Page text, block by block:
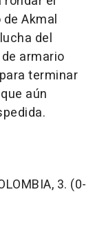
Akmal
del
armario
terminar
aún
3. (0-